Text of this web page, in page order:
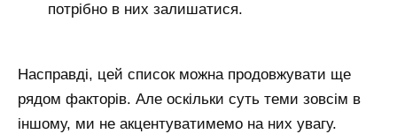
потрібно в них залишатися.
Насправді, цей список можна продовжувати ще
рядом факторів. Але оскільки суть теми зовсім в
іншому, ми не акцентуватимемо на них увагу.